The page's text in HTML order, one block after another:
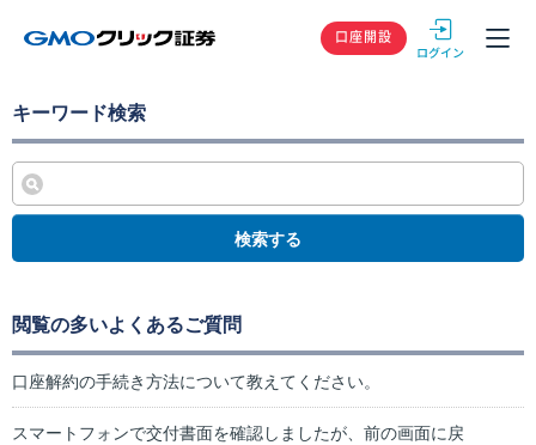
GMOクリック
口座開設
キーワード検索
検索する
閲覧の多いよくあるご質問
口座解約の手続き方法について教えてください。
スマートフォンで交付書面を確認しましたが、前の画面に戻